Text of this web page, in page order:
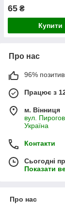
65 ₴
Купити
Про нас
96%
Працює з
м. Вінниця
вул.
Україна
Контакти
Сьогодні
Показати
Про нас